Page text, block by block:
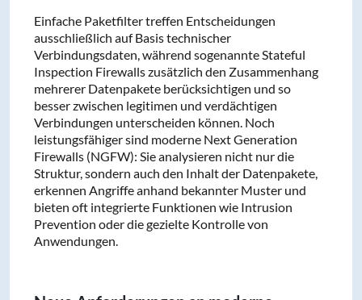
Einfache Paketfilter treffen Entscheidungen
ausschließlich auf Basis technischer
Verbindungsdaten, während sogenannte Stateful
Inspection Firewalls zusätzlich den Zusammenhang
mehrerer Datenpakete berücksichtigen und so
besser zwischen legitimen und verdächtigen
Verbindungen unterscheiden können. Noch
leistungsfähiger sind moderne Next Generation
Firewalls (NGFW): Sie analysieren nicht nur die
Struktur, sondern auch den Inhalt der Datenpakete,
erkennen Angriffe anhand bekannter Muster und
bieten oft integrierte Funktionen wie Intrusion
Prevention oder die gezielte Kontrolle von
Anwendungen.